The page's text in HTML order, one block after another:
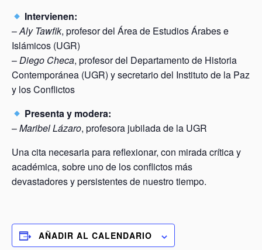
Intervienen:
–Aly Tawfik, profesor del Área de Estudios Árabes e
Islámicos (UGR)
–Diego Checa, profesor del Departamento de Historia
Contemporánea (UGR) y secretario del Instituto de la Paz
y los Conflictos
Presenta y modera:
–Maribel Lázaro, profesora jubilada de la UGR
Una cita necesaria para reflexionar, con mirada crítica y
académica, sobre uno de los conflictos más
devastadores y persistentes de nuestro tiempo.
AÑADIR AL CALENDARIO